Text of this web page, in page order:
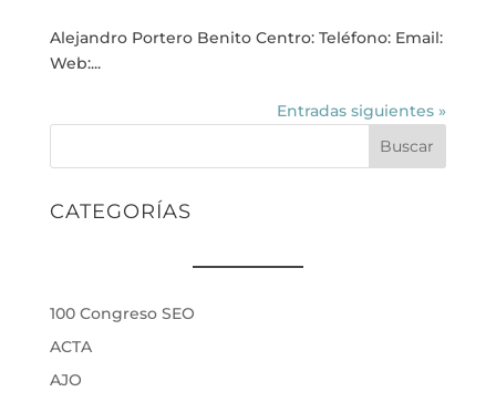
Alejandro Portero Benito Centro: Teléfono: Email:
Web:...
Entradas siguientes »
Buscar
CATEGORÍAS
100 Congreso SEO
ACTA
AJO